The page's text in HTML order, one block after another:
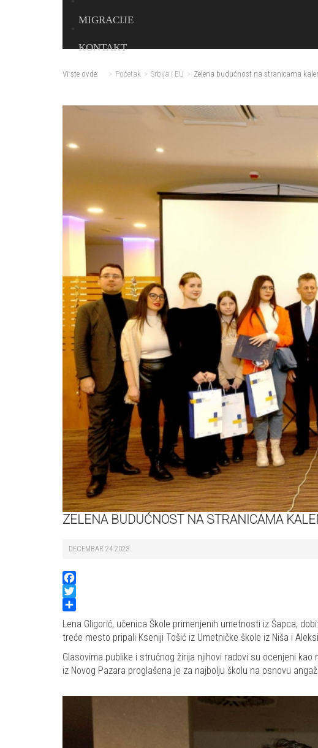
MIGRACIJE
KONTAKT
Vi ste ovde: Početak Srbija i EU Zelena budućnost na stranicama
ZELENA BUDUĆNOST NA STRANICAMA
DECEMBAR 24 2023
Facebook
Twitter
Share
Lena Gligorić, učenica Škole primenjenih umetnosti iz Šapca,
treće mesto pripali Kseniji Tošić iz Umetničke škole iz Niša i
Glasovima publike i stručnog žirija njihovi radovi su ocenjeni
iz Novog Pazara proglašena je za najbolju školu na osnovu